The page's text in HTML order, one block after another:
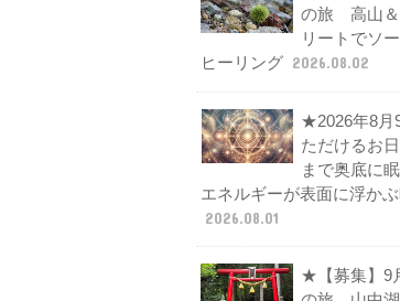
の旅 高山＆
リートでソ
ヒーリング 2026.08.02
★2026年8月
ただけるお
まで奥底に
エネルギーが表面に浮か
2026.08.01
★【募集】9